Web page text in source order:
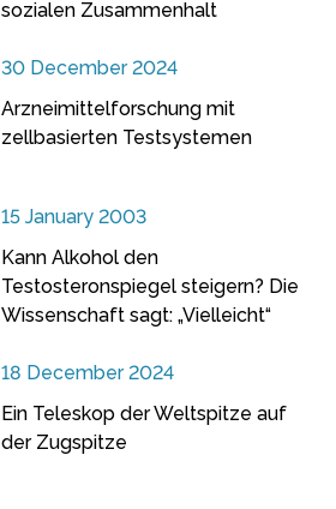
sozialen Zusammenhalt
30 December 2024
Arzneimittelforschung mit
zellbasierten Testsystemen
15 January 2003
Kann Alkohol den
Testosteronspiegel steigern? Die
Wissenschaft sagt: „Vielleicht“
18 December 2024
Ein Teleskop der Weltspitze auf
der Zugspitze